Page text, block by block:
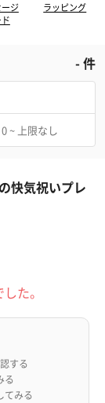
ジ
ラッピング
-件
0 ~ 上限なし
快気祝いプレ
た。
する
る
てみる